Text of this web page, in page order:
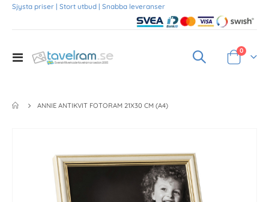
Sjysta priser | Stort utbud | Snabba leveranser
Toggle
Varukorg
0
ANNIE ANTIKVIT FOTORAM 21X30 CM (A4)